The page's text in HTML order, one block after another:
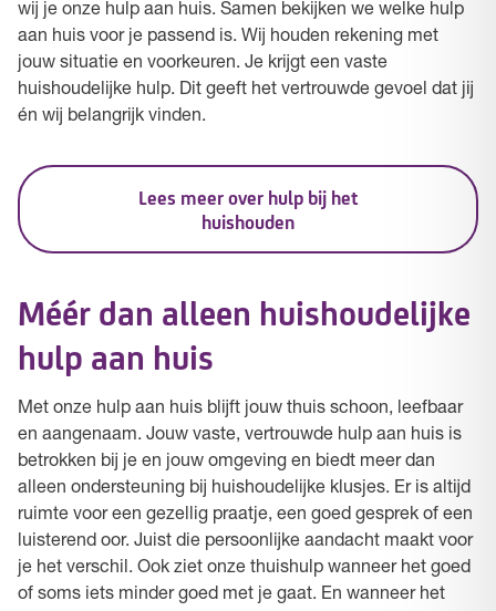
wij je onze hulp aan huis. Samen bekijken we welke hulp
aan huis voor je passend is. Wij houden rekening met
jouw situatie en voorkeuren. Je krijgt een vaste
huishoudelijke hulp. Dit geeft het vertrouwde gevoel dat jij
én wij belangrijk vinden.
Lees meer over hulp bij het
huishouden
Méér dan alleen huishoudelijke
hulp aan huis
Met onze hulp aan huis blijft jouw thuis schoon, leefbaar
en aangenaam. Jouw vaste, vertrouwde hulp aan huis is
betrokken bij je en jouw omgeving en biedt meer dan
alleen ondersteuning bij huishoudelijke klusjes. Er is altijd
ruimte voor een gezellig praatje, een goed gesprek of een
luisterend oor. Juist die persoonlijke aandacht maakt voor
je het verschil. Ook ziet onze thuishulp wanneer het goed
of soms iets minder goed met je gaat. En wanneer het